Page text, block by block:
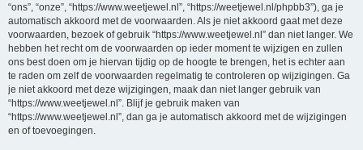
“ons”, “onze”, “https://www.weetjewel.nl”, “https://weetjewel.nl/phpbb3”), ga je
automatisch akkoord met de voorwaarden. Als je niet akkoord gaat met deze
voorwaarden, bezoek of gebruik “https://www.weetjewel.nl” dan niet langer. We
hebben het recht om de voorwaarden op ieder moment te wijzigen en zullen
ons best doen om je hiervan tijdig op de hoogte te brengen, het is echter aan
te raden om zelf de voorwaarden regelmatig te controleren op wijzigingen. Ga
je niet akkoord met deze wijzigingen, maak dan niet langer gebruik van
“https://www.weetjewel.nl”. Blijf je gebruik maken van
“https://www.weetjewel.nl”, dan ga je automatisch akkoord met de wijzigingen
en of toevoegingen.